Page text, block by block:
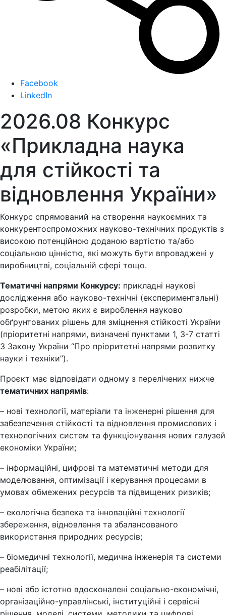
Facebook
LinkedIn
2026.08 Конкурс
«Прикладна наука
для стійкості та
відновлення України»
Конкурс спрямований на створення наукоємних та
конкурентоспроможних науково-технічних продуктів з
високою потенційною доданою вартістю та/або
соціальною цінністю, які можуть бути впроваджені у
виробництві, соціальній сфері тощо.
Тематичні напрями Конкурсу: прикладні наукові
дослідження або науково-технічні (експериментальні)
розробки, метою яких є вироблення науково
обґрунтованих рішень для зміцнення стійкості України
(пріоритетні напрями, визначені пунктами 1, 3-7 статті
3 Закону України “Про пріоритетні напрями розвитку
науки і техніки”).
Проєкт має відповідати одному з перелічених нижче
тематичних напрямів:
– нові технології, матеріали та інженерні рішення для
забезпечення стійкості та відновлення промислових і
технологічних систем та функціонування нових галузей
економіки України;
– інформаційні, цифрові та математичні методи для
моделювання, оптимізації і керування процесами в
умовах обмежених ресурсів та підвищених ризиків;
– екологічна безпека та інноваційні технології
збереження, відновлення та збалансованого
використання природних ресурсів;
– біомедичні технології, медична інженерія та системи
реабілітації;
– нові або істотно вдосконалені соціально-економічні,
організаційно-управлінські, інституційні і сервісні